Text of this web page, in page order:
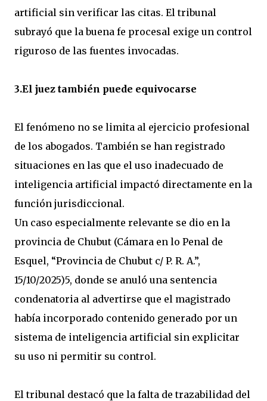
artificial sin verificar las citas. El tribunal
subrayó que la buena fe procesal exige un control
riguroso de las fuentes invocadas.
3.El juez también puede equivocarse
El fenómeno no se limita al ejercicio profesional
de los abogados. También se han registrado
situaciones en las que el uso inadecuado de
inteligencia artificial impactó directamente en la
función jurisdiccional.
Un caso especialmente relevante se dio en la
provincia de Chubut (Cámara en lo Penal de
Esquel, “Provincia de Chubut c/ P. R. A.”,
15/10/2025)5, donde se anuló una sentencia
condenatoria al advertirse que el magistrado
había incorporado contenido generado por un
sistema de inteligencia artificial sin explicitar
su uso ni permitir su control.
El tribunal destacó que la falta de trazabilidad del